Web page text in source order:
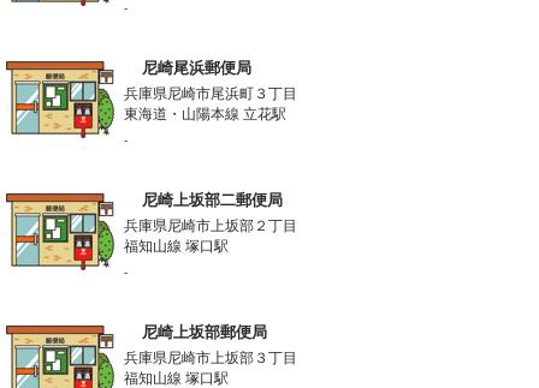
-
尼崎尾浜郵便局
兵庫県尼崎市尾浜町３丁目
東海道・山陽本線 立花駅
-
尼崎上坂部二郵便局
兵庫県尼崎市上坂部２丁目
福知山線 塚口駅
-
尼崎上坂部郵便局
兵庫県尼崎市上坂部３丁目
福知山線 塚口駅